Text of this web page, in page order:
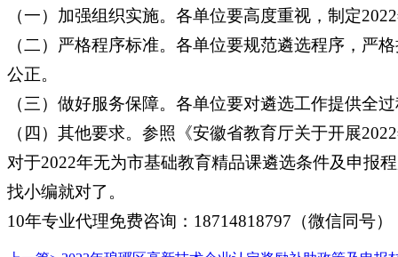
（一）加强组织实施。各单位要高度重视，制定
（二）严格程序标准。各单位要规范遴选程序，严
公正。
（三）做好服务保障。各单位要对遴选工作提供全
（四）其他要求。参照《安徽省教育厅关于开展
对于2022年无为市基础教育精品课遴选条件及申报
找小编就对了。
10年专业代理免费咨询：18714818797（微信同号）